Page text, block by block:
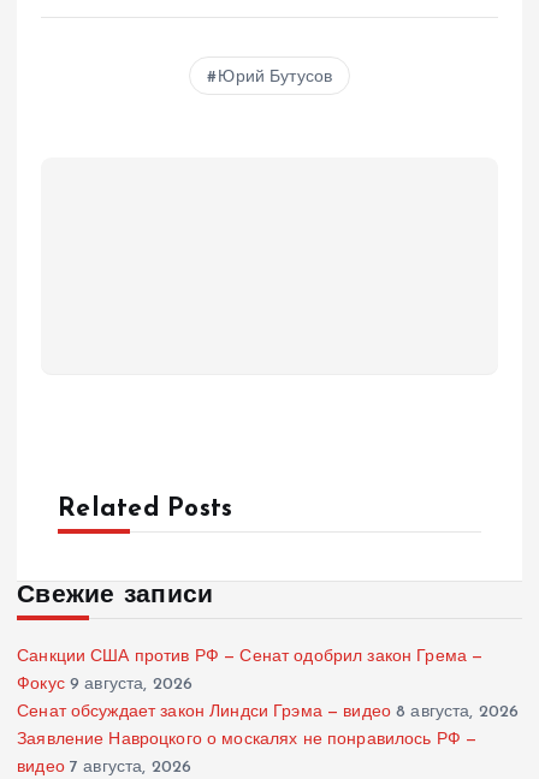
Юрий Бутусов
Related Posts
Свежие записи
Санкции США против РФ — Сенат одобрил закон Грема —
Фокус 9 августа, 2026
Сенат обсуждает закон Линдси Грэма — видео 8 августа, 2026
Заявление Навроцкого о москалях не понравилось РФ —
видео 7 августа, 2026